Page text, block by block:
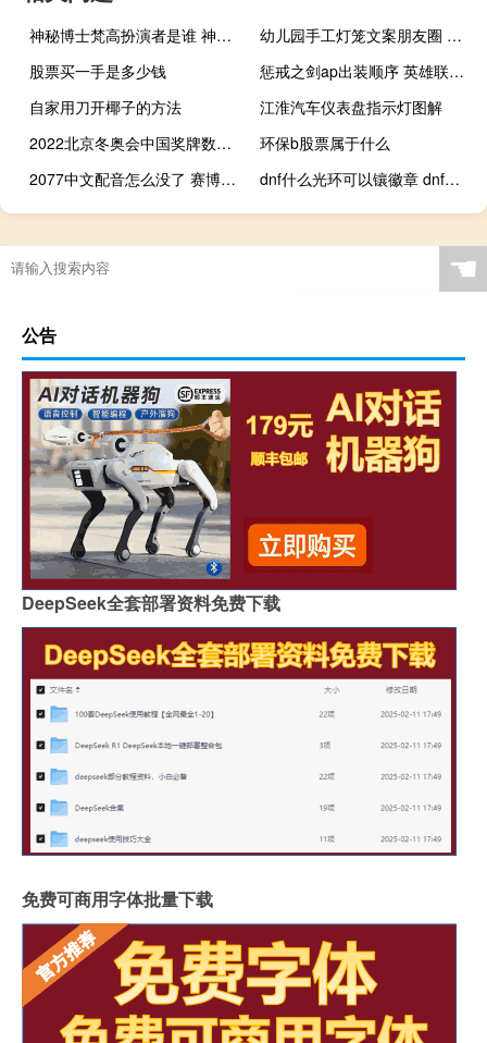
神秘博士梵高扮演者是谁 神秘博士梵高是哪一集
幼儿园手工灯笼文案朋友圈 手工灯笼做法幼儿园
股票买一手是多少钱
惩戒之剑ap出装顺序 英雄联盟惩戒之箭出装
自家用刀开椰子的方法
江淮汽车仪表盘指示灯图解
2022北京冬奥会中国奖牌数量 今年北京冬奥会奖牌榜
环保b股票属于什么
2077中文配音怎么没了 赛博朋克2077中文配音
dnf什么光环可以镶徽章 dnf纹章是什么
☚
公告
DeepSeek全套部署资料免费下载
免费可商用字体批量下载